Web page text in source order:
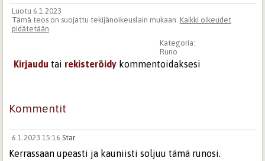
Luotu 6.1.2023
Tämä teos on suojattu tekijänoikeuslain mukaan. Kaikki oikeudet
pidätetään.
Kategoria:
Runo
Kirjaudu tai rekisteröidy kommentoidaksesi
Kommentit
6.1.2023 15:16 Star
Kerrassaan upeasti ja kauniisti soljuu tämä runosi.